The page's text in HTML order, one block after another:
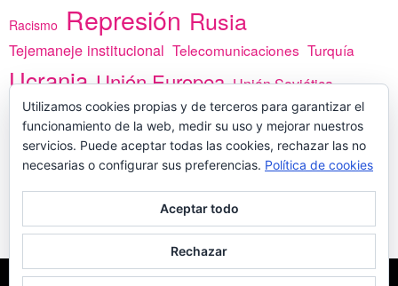
Racismo Represión Rusia
Tejemaneje institucional Telecomunicaciones Turquía
Ucrania Unión Europea Unión Soviética
vacunas Yemen África
PREGÚNTANOS
Utilizamos cookies propias y de terceros para garantizar el
funcionamiento de la web, medir su uso y mejorar nuestros
servicios. Puede aceptar todas las cookies, rechazar las no
necesarias o configurar sus preferencias. Política de cookies
Aceptar todo
Rechazar